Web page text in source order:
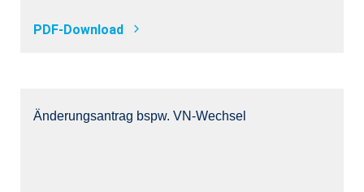
PDF-Download
Änderungsantrag bspw. VN-Wechsel